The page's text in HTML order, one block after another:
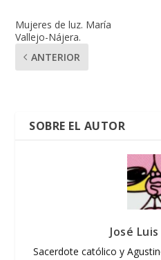
Mujeres de luz. María
Vallejo-Nájera.
ANTERIOR
SOBRE EL AUTOR
José
Sacerdote católico y